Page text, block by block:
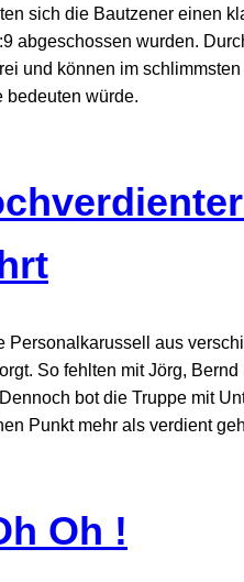
sich die Bautzener einen
abgeschossen wurden.
und können im
bedeuten würde.
Personalkarussell aus
So fehlten mit Jörg,
bot die Truppe mit
Punkt mehr als verdient
Oh !